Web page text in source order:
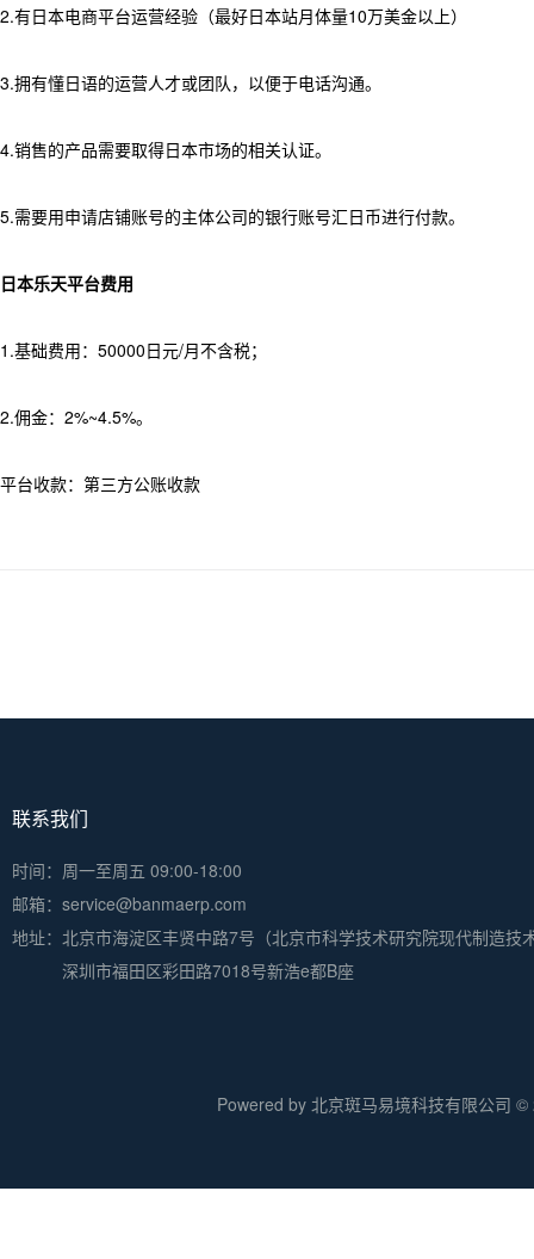
2.有日本电商平台运营经验（最好日本站月体量10万美金以上）
3.拥有懂日语的运营人才或团队，以便于电话沟通。
4.销售的产品需要取得日本市场的相关认证。
5.需要用申请店铺账号的主体公司的银行账号汇日币进行付款。
日本乐天平台费用
1.基础费用：50000日元/月不含税；
2.佣金：2%~4.5%。
平台收款：第三方公账收款
联系我们
时间：周一至周五 09:00-18:00
邮箱：service@banmaerp.com
地址： 北京市海淀区丰贤中路7号（北京市科学技术研究院现代制造技
深圳市福田区彩田路7018号新浩e都B座
Powered by 北京斑马易境科技有限公司